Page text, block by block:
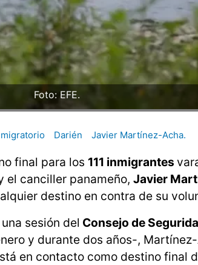
Foto: EFE.
Darién Javier Martínez-Acha.
final para los 111 inmigrantes
el canciller panameño, Javier
destino en contra de su
sesión del Consejo de
y durante dos años-,
en contacto como destino final